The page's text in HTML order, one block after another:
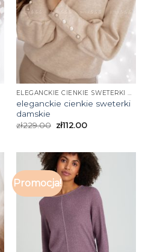
ELEGANCKIE CIENKIE SWETERKI DAMSKIE
eleganckie cienkie sweterki
damskie
zł229.00 zł112.00
Promocja!